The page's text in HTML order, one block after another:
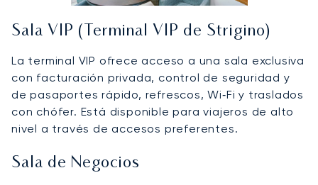
Sala VIP (Terminal VIP de Strigino)
La terminal VIP ofrece acceso a una sala exclusiva
con facturación privada, control de seguridad y
de pasaportes rápido, refrescos, Wi‑Fi y traslados
con chófer. Está disponible para viajeros de alto
nivel a través de accesos preferentes.
Sala de Negocios